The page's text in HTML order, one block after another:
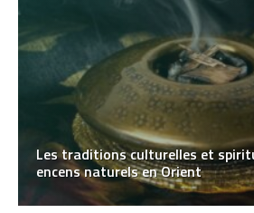
Les traditions culturelles et
encens naturels en Orient